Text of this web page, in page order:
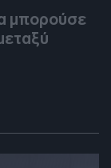
μπορούσε